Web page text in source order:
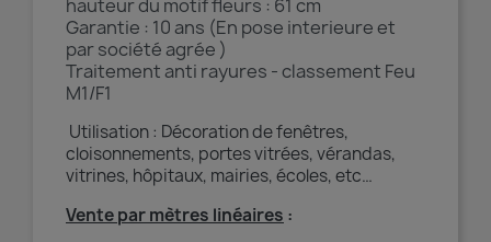
hauteur du motif fleurs : 61 cm
Garantie : 10 ans (En pose interieure et
par société agrée )
Traitement anti rayures - classement Feu
M1/F1
Utilisation : Décoration de fenêtres,
cloisonnements, portes vitrées, vérandas,
vitrines, hôpitaux, mairies, écoles, etc…
Vente par mètres linéaires :